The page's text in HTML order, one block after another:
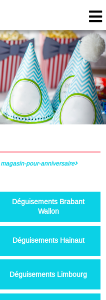
magasin-pour-anniversaire
Déguisements Brabant
Wallon
Déguisements Hainaut
Déguisements Limbourg